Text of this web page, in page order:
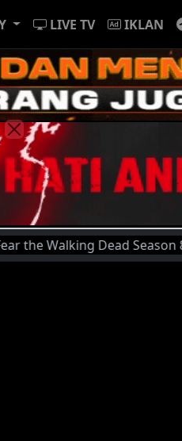
LIVE TV IKLAN
Dead Season 8